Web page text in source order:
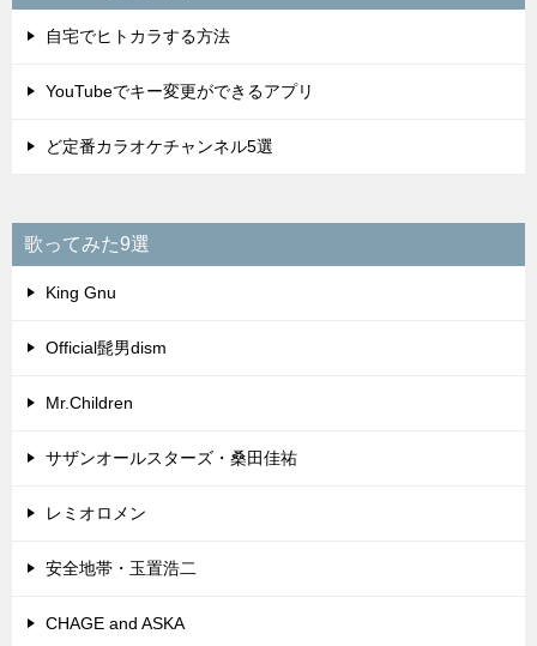
自宅でヒトカラする方法
YouTubeでキー変更ができるアプリ
ど定番カラオケチャンネル5選
歌ってみた9選
King Gnu
Official髭男dism
Mr.Children
サザンオールスターズ・桑田佳祐
レミオロメン
安全地帯・玉置浩二
CHAGE and ASKA